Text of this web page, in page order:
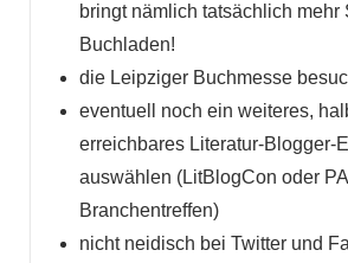
bringt nämlich tatsächlich mehr
Buchladen!
die Leipziger Buchmesse
eventuell noch ein weiteres,
erreichbares Literatur-Blogger-
auswählen (LitBlogCon oder
Branchentreffen)
nicht neidisch bei Twitter und